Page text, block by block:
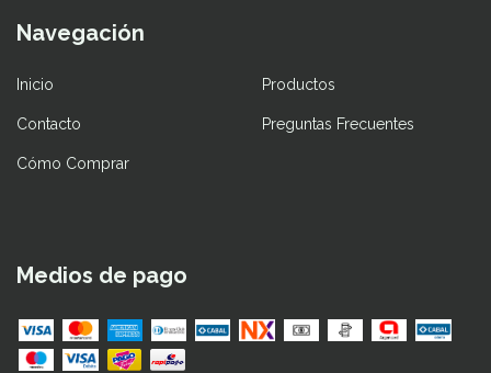
Navegación
Inicio Productos
Contacto Preguntas Frecuentes
Cómo Comprar
Medios de pago